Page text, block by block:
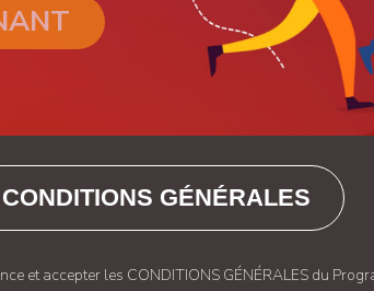
CONDITIONS GÉNÉRALES
et accepter les CONDITIONS GÉNÉRALES du